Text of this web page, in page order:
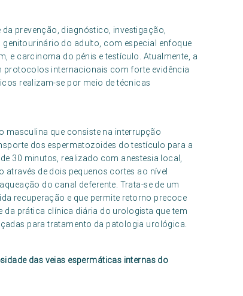
prevenção, diagnóstico, investigação,
do adulto, com especial enfoque
e carcinoma do pénis e testículo. Atualmente, a
protocolos internacionais com forte evidência
realizam-se por meio de técnicas
masculina que consiste na interrupção
dos espermatozoides do testículo para a
30 minutos, realizado com anestesia local,
de dois pequenos cortes ao nível
do canal deferente. Trata-se de um
recuperação e que permite retorno precoce
da prática clínica diária do urologista que tem
para tratamento da patologia urológica.
das veias espermáticas internas do